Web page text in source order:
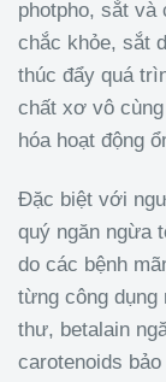
photpho, sắt
chắc khỏe, sắt
thúc đẩy quá
chất xơ vô
hóa hoạt động
Đặc biệt với
quý ngăn ngừa
do các bệnh
từng công dụng
thư, betalain
carotenoids